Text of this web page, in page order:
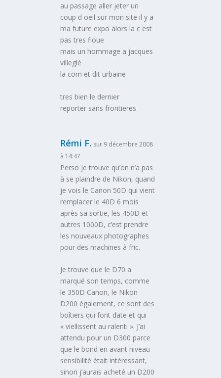
au passage aller jeter un
coup d oeil sur mon site il y a
ma future expo alors la c est
pas tres floue
mais un hommage a jacques
villeglé
la com et dit urbaine
tres bien le dernier
reporter sans frontieres
Rémi F. sur 9 décembre 2008
à 14:47
Perso je trouve qu’on n’a pas
à se plaindre de Nikon, quand
je vois le Canon 50D qui vient
remplacer le 40D 6 mois
après sa sortie, les 450D et
autres 1000D, c’est prendre
les nouveaux photographes
pour des machines à fric.
Je trouve que le D70 a
marqué son temps, comme
le 350D Canon, le Nikon
D200 également, ce sont des
boîtiers qui font date et qui
« viellissent au ralenti ». J’ai
attendu pour un D300 parce
que le bond en avant niveau
sensibilité était intéressant,
sinon j’aurais acheté un D200